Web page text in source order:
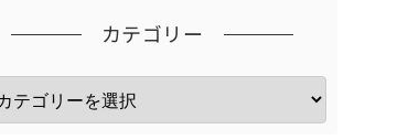
カテゴリー